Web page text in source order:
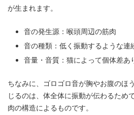
が生まれます。
音の発生源：喉頭周辺の筋肉
音の種類：低く振動するような連
音量・音質：猫によって個体差あ
ちなみに、ゴロゴロ音が胸やお腹のほ
じるのは、体全体に振動が伝わるため
肉の構造によるものです。